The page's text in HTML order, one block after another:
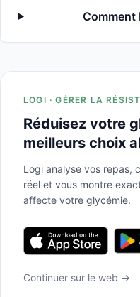
Comment
LOGI · GÉRER LA
Réduisez votre
meilleurs choix
Logi analyse vos repas,
réel et vous montre
affecte votre glycémie.
Continuer sur le web →